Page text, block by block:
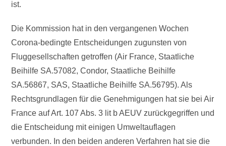
ist.
Die Kommission hat in den vergangenen Wochen
Corona-bedingte Entscheidungen zugunsten von
Fluggesellschaften getroffen (Air France, Staatliche
Beihilfe SA.57082, Condor, Staatliche Beihilfe
SA.56867, SAS, Staatliche Beihilfe SA.56795). Als
Rechtsgrundlagen für die Genehmigungen hat sie bei Air
France auf Art. 107 Abs. 3 lit b AEUV zurückgegriffen und
die Entscheidung mit einigen Umweltauflagen
verbunden. In den beiden anderen Verfahren hat sie die